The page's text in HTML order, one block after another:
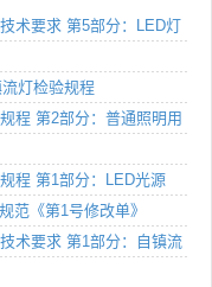
术要求 第5部分：LED灯
灯检验规程
程 第2部分：普通照明用
程 第1部分：LED光源
范《第1号修改单》
术要求 第1部分：自镇流